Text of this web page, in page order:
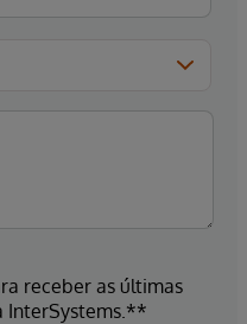
receber as últimas
InterSystems.**